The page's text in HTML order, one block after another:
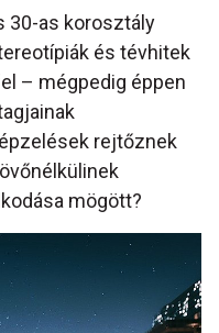
30-as korosztály
és tévhitek
– mégpedig éppen
rejtőznek
mögött?